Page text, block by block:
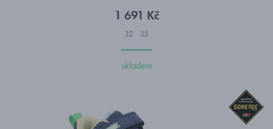
1 691 Kč
32 35
skladem